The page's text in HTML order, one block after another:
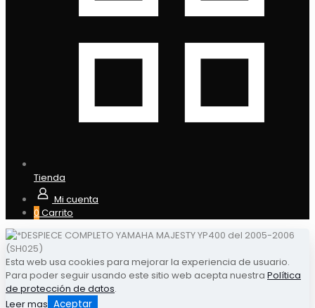
Tienda
Mi cuenta
0 Carrito
Esta web usa cookies para mejorar la experiencia de usuario.
Para poder seguir usando este sitio web acepta nuestra Política
de protección de datos.
Leer mas Aceptar